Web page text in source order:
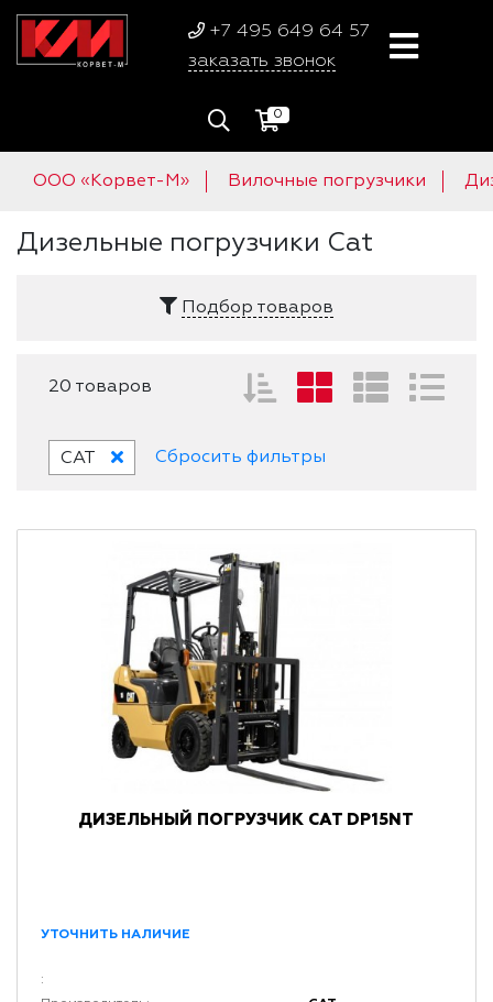
+7 495 649 64 57
заказать звонок
0
ООО «Корвет-М» Вилочные погрузчики
Дизельные погрузчики Cat
Подбор товаров
20 товаров
CAT Сбросить фильтры
ДИЗЕЛЬНЫЙ ПОГРУЗЧИК CAT DP15NT
УТОЧНИТЬ НАЛИЧИЕ
: